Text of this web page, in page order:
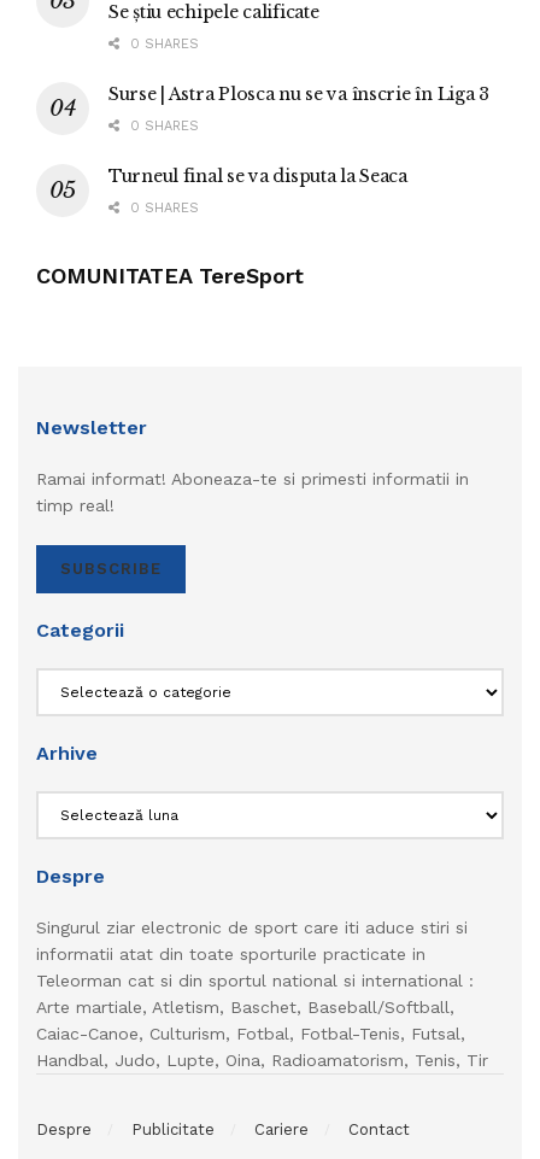
Se știu echipele calificate
0 SHARES
Surse | Astra Plosca nu se va înscrie în Liga 3
0 SHARES
Turneul final se va disputa la Seaca
0 SHARES
COMUNITATEA TereSport
Newsletter
Ramai informat! Aboneaza-te si primesti informatii in
timp real!
SUBSCRIBE
Categorii
Arhive
Despre
Singurul ziar electronic de sport care iti aduce stiri si
informatii atat din toate sporturile practicate in
Teleorman cat si din sportul national si international :
Arte martiale, Atletism, Baschet, Baseball/Softball,
Caiac-Canoe, Culturism, Fotbal, Fotbal-Tenis, Futsal,
Handbal, Judo, Lupte, Oina, Radioamatorism, Tenis, Tir
Despre Publicitate Cariere Contact